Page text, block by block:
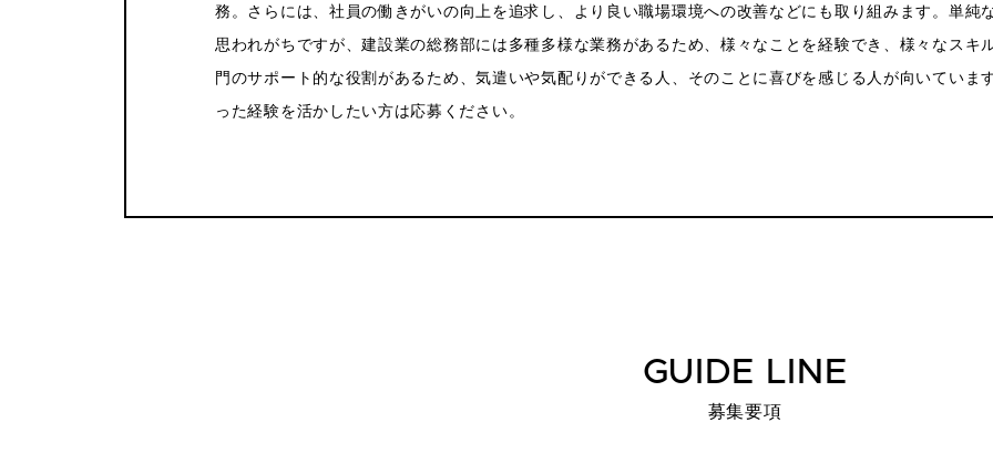
務。さらには、社員の働きがいの向上を追求し、より良い職場環境への改善などにも取り組みます。単純
思われがちですが、建設業の総務部には多種多様な業務があるため、様々なことを経験でき、様々なスキ
門のサポート的な役割があるため、気遣いや気配りができる人、そのことに喜びを感じる人が向いていま
った経験を活かしたい方は応募ください。
GUIDE LINE
募集要項